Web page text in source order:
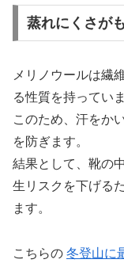
蒸れにくさが
メリノウールは繊
る性質を持っていま
このため、汗をか
を防ぎます。
結果として、靴の
生リスクを下げる
ます。
こちらの 冬登山に